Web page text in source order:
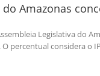
Amazonas
Legislativa do
percentual considera o